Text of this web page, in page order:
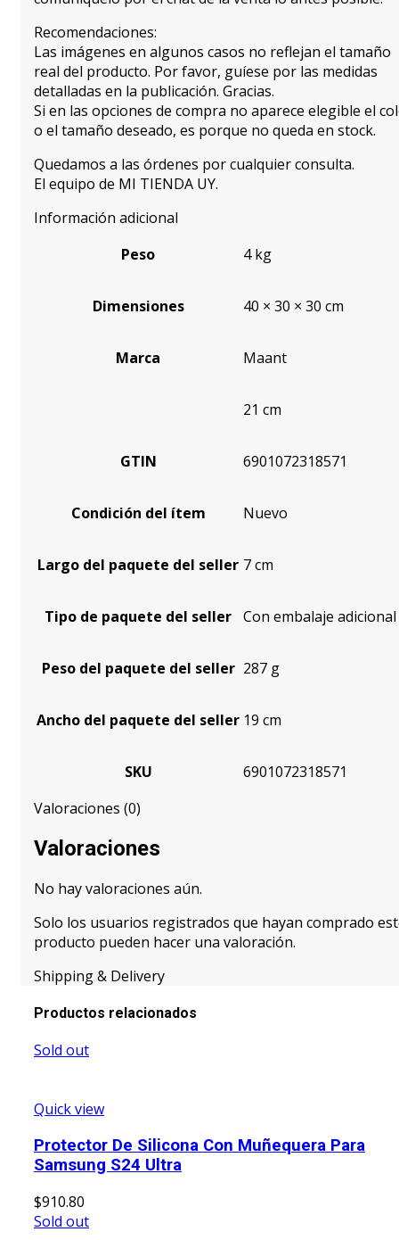
Recomendaciones:
Las imágenes en algunos casos no reflejan el tamaño
real del producto. Por favor, guíese por las medidas
detalladas en la publicación. Gracias.
Si en las opciones de compra no aparece elegible el
o el tamaño deseado, es porque no queda en stock.
Quedamos a las órdenes por cualquier consulta.
El equipo de MI TIENDA UY.
Información adicional
Peso
4 kg
Dimensiones 40 × 30 × 30 cm
Marca Maant
21 cm
GTIN 6901072318571
Condición del ítem Nuevo
Largo del paquete del seller 7 cm
Tipo de paquete del seller Con embalaje adicional
Peso del paquete del seller 287 g
Ancho del paquete del seller 19 cm
SKU
6901072318571
Valoraciones (0)
Valoraciones
No hay valoraciones aún.
Solo los usuarios registrados que hayan comprado
producto pueden hacer una valoración.
Shipping & Delivery
Productos relacionados
Sold out
Quick view
Protector De Silicona Con Muñequera Para
Samsung S24 Ultra
$910.80
Sold out